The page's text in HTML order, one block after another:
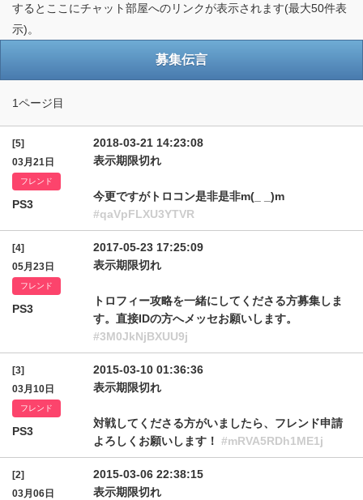
するとここにチャット部屋へのリンクが表示されます(最大50件表
示)。
募集伝言
1ページ目
[5]
03月21日
フレンド
PS3
2018-03-21 14:23:08
表示期限切れ
今更ですがトロコン是非是非m(_ _)m
#qaVpFLXU3YTVR
[4]
05月23日
フレンド
PS3
2017-05-23 17:25:09
表示期限切れ
トロフィー攻略を一緒にしてくださる方募集しま
す。直接IDの方へメッセお願いします。
#3M0JkNjBXUU9j
[3]
03月10日
フレンド
PS3
2015-03-10 01:36:36
表示期限切れ
対戦してくださる方がいましたら、フレンド申請
よろしくお願いします！ #mRVA5RDh1ME1j
[2]
03月06日
2015-03-06 22:38:15
表示期限切れ